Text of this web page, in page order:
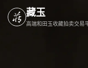
藏玉
高端和田玉收藏拍卖交易